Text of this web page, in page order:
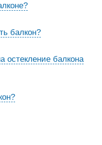
балкон?
остекление балкона